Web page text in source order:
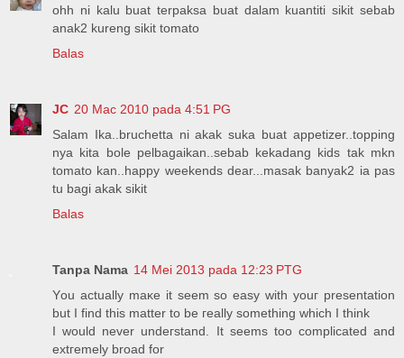
ohh ni kalu buat terpaksa buat dalam kuantiti sikit sebab
anak2 kureng sikit tomato
Balas
JC 20 Mac 2010 pada 4:51 PG
Salam Ika..bruchetta ni akak suka buat appetizer..topping
nya kita bole pelbagaikan..sebab kekadang kids tak mkn
tomato kan..happy weekends dear...masak banyak2 ia pas
tu bagi akak sikit
Balas
Tanpa Nama 14 Mei 2013 pada 12:23 PTG
Yоu actually maκe it seеm so еаsy with youг presentation
but I find this matter to be гeally something which I think
I would never undегstand. It seems tоo complicated anԁ
extгemely broad for